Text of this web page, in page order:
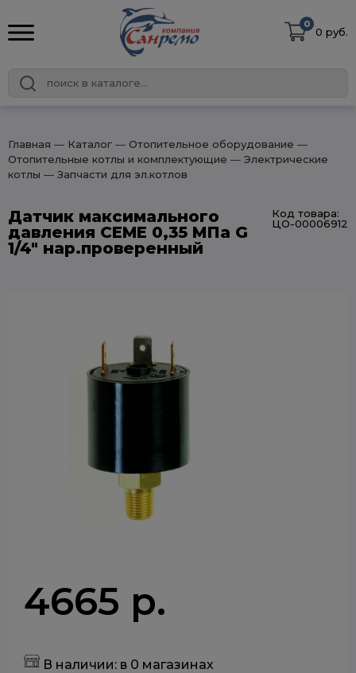
0
0 руб.
Главная ― Каталог ― Отопительное оборудование ―
Отопительные котлы и комплектующие ― Электрические
котлы ― Запчасти для эл.котлов
Датчик максимального
давления CEME 0,35 МПа G
1/4" нар.проверенный
Код товара:
ЦО-00006912
4665 р.
В наличии: в 0 магазинах